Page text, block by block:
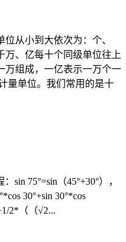
从小到大依次为：个、
万、亿每十个同级单位往上
万组成，一亿表示一万个一
单位。我们常用的是十
75°=sin（45°+30°），
30°+sin 30°*cos
2*（（√2...